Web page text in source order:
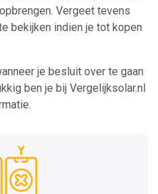
Vergeet tevens
bekijken indien je tot kopen
je besluit over te gaan
ben je bij Vergelijksolar.nl